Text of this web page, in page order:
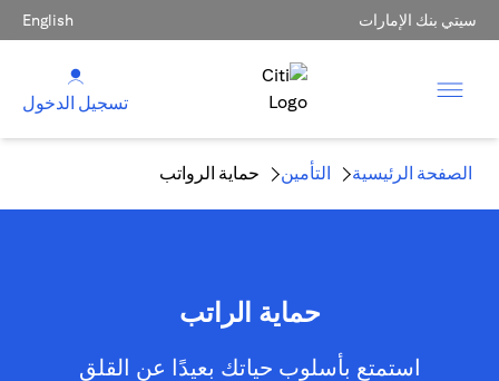
سيتي بنك الإمارات English
تسجيل الدخول
الصفحة الرئيسية التأمين حماية الرواتب
حماية الراتب
استمتع بأسلوب حياتك بعيدًا عن القلق